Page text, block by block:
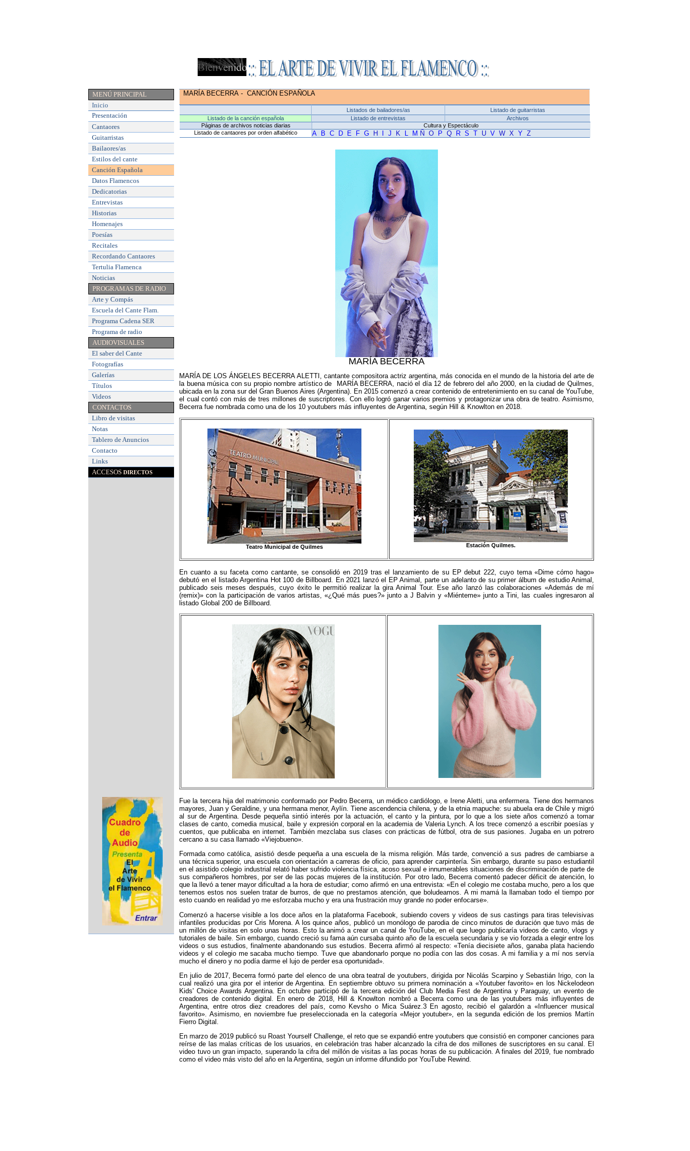
MENÚ PRINCIPAL
Inicio
Presentación
Cantaores
Guitarristas
Bailaores/as
Estilos del cante
Canción Española
Datos Flamencos
Dedicatorias
Entrevistas
Historias
Homenajes
Poesías
Recitales
Recordando Cantaores
Tertulia Flamenca
Noticias
PROGRAMAS DE RADIO
Arte y Compás
Escuela del Cante Flam.
Programa Cadena SER
Programa de radio
AUDIOVISUALES
El saber del Cante
Fotografías
Galerías
Títulos
Videos
CONTACTOS
Libro de visitas
Notas
Tablero de Anuncios
Contacto
Links
ACCESOSDIRECTOS
MARÍA BECERRA -CANCIÓN ESPAÑOLA
Listados de bailadores/as
Listado de guitarristas
Listado de la canción española
Listado de entrevistas
Archivos
Páginas de archivos noticias diarias
Cultura y Espectáculo
Listado de cantaores por orden alfabético
A B C D E F G H J K L M Ñ O P Q R S T U V W X Y Z
MARÍA BECERRA
MARÍA DE LOS ÁNGELES BECERRA ALETTI, cantante compositora actriz argentina, más conocida en el mundo de la historia del arte de
la buena música con su propio nombre artístico de MARÍA BECERRA, nació el día 12 de febrero del año 2000, en la ciudad de Quilmes,
ubicada en la zona sur del Gran Buenos Aires (Argentina). En 2015 comenzó a crear contenido de entretenimiento en su canal de YouTube,
el cual contó con más de tres millones de suscriptores. Con ello logró ganar varios premios y protagonizar una obra de teatro. Asimismo,
Becerra fue nombrada como una de los 10 youtubers más influyentes de Argentina, según Hill & Knowlton en 2018.
Teatro Municipal de Quilmes Estación Quilmes.
En cuanto a su faceta como cantante, se consolidó en 2019 tras el lanzamiento de su EP debut 222, cuyo tema «Dime cómo hago»
debutó en el listado Argentina Hot 100 de Billboard. En 2021 lanzó el EP Animal, parte un adelanto de su primer álbum de estudio Animal,
publicado seis meses después, cuyo éxito le permitió realizar la gira Animal Tour. Ese año lanzó las colaboraciones «Además de mí
(remix)» con la participación de varios artistas, «¿Qué más pues?» junto a J Balvin y «Miénteme» junto a Tini, las cuales ingresaron al
listado Global 200 de Billboard.
Fue la tercera hija del matrimonio conformado por Pedro Becerra, un médico cardiólogo, e Irene Aletti, una enfermera. Tiene dos hermanos
mayores, Juan y Geraldine, y una hermana menor, Aylín. Tiene ascendencia chilena, y de la etnia mapuche: su abuela era de Chile y migró
al sur de Argentina. Desde pequeña sintió interés por la actuación, el canto y la pintura, por lo que a los siete años comenzó a tomar
clases de canto, comedia musical, baile y expresión corporal en la academia de Valeria Lynch. A los trece comenzó a escribir poesías y
cuentos, que publicaba en internet. También mezclaba sus clases con prácticas de fútbol, otra de sus pasiones. Jugaba en un potrero
cercano a su casa llamado «Viejobueno».
Formada como católica, asistió desde pequeña a una escuela de la misma religión. Más tarde, convenció a sus padres de cambiarse a
una técnica superior, una escuela con orientación a carreras de oficio, para aprender carpintería. Sin embargo, durante su paso estudiantil
en el asistido colegio industrial relató haber sufrido violencia física, acoso sexual e innumerables situaciones de discriminación de parte de
sus compañeros hombres, por ser de las pocas mujeres de la institución. Por otro lado, Becerra comentó padecer déficit de atención, lo
que la llevó a tener mayor dificultad a la hora de estudiar; como afirmó en una entrevista: «En el colegio me costaba mucho, pero a los que
tenemos estos nos suelen tratar de burros, de que no prestamos atención, que boludeamos. A mi mamá la llamaban todo el tiempo por
esto cuando en realidad yo me esforzaba mucho y era una frustración muy grande no poder enfocarse».
Comenzó a hacerse visible a los doce años en la plataforma Facebook, subiendo covers y videos de sus castings para tiras televisivas
infantiles producidas por Cris Morena. A los quince años, publicó un monólogo de parodia de cinco minutos de duración que tuvo más de
un millón de visitas en solo unas horas. Esto la animó a crear un canal de YouTube, en el que luego publicaría videos de canto, vlogs y
tutoriales de baile. Sin embargo, cuando creció su fama aún cursaba quinto año de la escuela secundaria y se vio forzada a elegir entre los
videos o sus estudios, finalmente abandonando sus estudios. Becerra afirmó al respecto: «Tenía diecisiete años, ganaba plata haciendo
videos y el colegio me sacaba mucho tiempo. Tuve que abandonarlo porque no podía con las dos cosas. A mi familia y a mí nos servía
mucho el dinero y no podía darme el lujo de perder esa oportunidad».
En julio de 2017, Becerra formó parte del elenco de una obra teatral de youtubers, dirigida por Nicolás Scarpino y Sebastián Irigo, con la
cual realizó una gira por el interior de Argentina. En septiembre obtuvo su primera nominación a «Youtuber favorito» en los Nickelodeon
Kids' Choice Awards Argentina. En octubre participó de la tercera edición del Club Media Fest de Argentina y Paraguay, un evento de
creadores de contenido digital. En enero de 2018, Hill & Knowlton nombró a Becerra como una de las youtubers más influyentes de
Argentina, entre otros diez creadores del país, como Kevsho o Mica Suárez.3 En agosto, recibió el galardón a «Influencer musical
favorito». Asimismo, en noviembre fue preseleccionada en la categoría «Mejor youtuber», en la segunda edición de los premios Martín
Fierro Digital.
En marzo de 2019 publicó su Roast Yourself Challenge, el reto que se expandió entre youtubers que consistió en componer canciones para
reírse de las malas críticas de los usuarios, en celebración tras haber alcanzado la cifra de dos millones de suscriptores en su canal. El
video tuvo un gran impacto, superando la cifra del millón de visitas a las pocas horas de su publicación. A finales del 2019, fue nombrado
como el video más visto del año en la Argentina, según un informe difundido por YouTube Rewind.